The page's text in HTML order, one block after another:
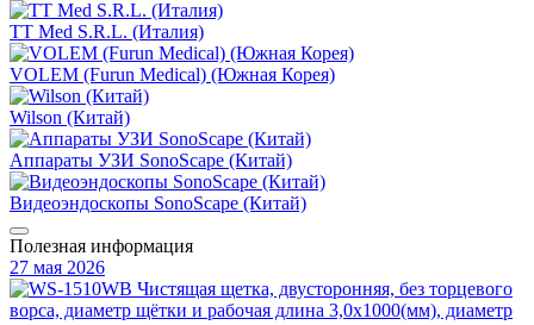
TT Med S.R.L. (Италия)
VOLEM (Furun Medical) (Южная Корея)
Wilson (Китай)
Аппараты УЗИ SonoScape (Китай)
Видеоэндоскопы SonoScape (Китай)
Полезная информация
27 мая 2026